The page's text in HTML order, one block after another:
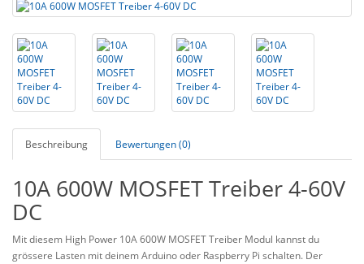
Beschreibung Bewertungen (0)
10A 600W MOSFET Treiber 4-60V
DC
Mit diesem High Power 10A 600W MOSFET Treiber Modul kannst du
grössere Lasten mit deinem Arduino oder Raspberry Pi schalten. Der